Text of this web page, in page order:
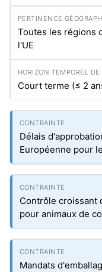
Toutes les régions
l'UE
Court terme (≤ 2
Délais
Européenne pour
Contrôle croissant
pour animaux de
Mandats